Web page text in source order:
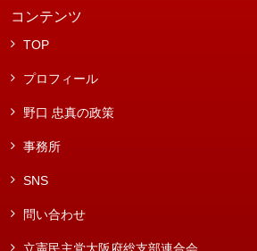
コンテンツ
TOP
プロフィール
野口 忠真の政策
事務所
SNS
問い合わせ